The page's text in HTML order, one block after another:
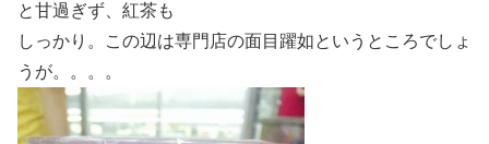
と甘過ぎず、紅茶も
しっかり。この辺は専門店の面目躍如というところでしょ
うが。。。。